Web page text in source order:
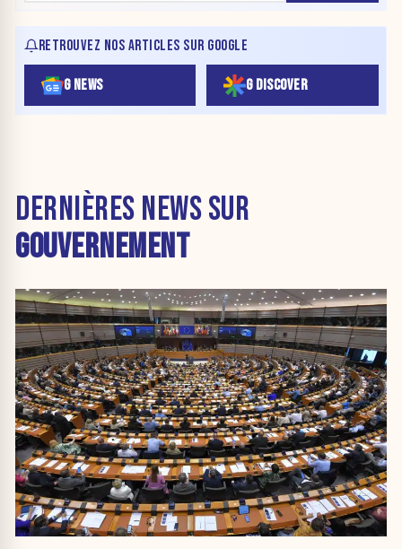
RETROUVEZ NOS ARTICLES SUR GOOGLE
G NEWS G DISCOVER
DERNIÈRES NEWS SUR
GOUVERNEMENT